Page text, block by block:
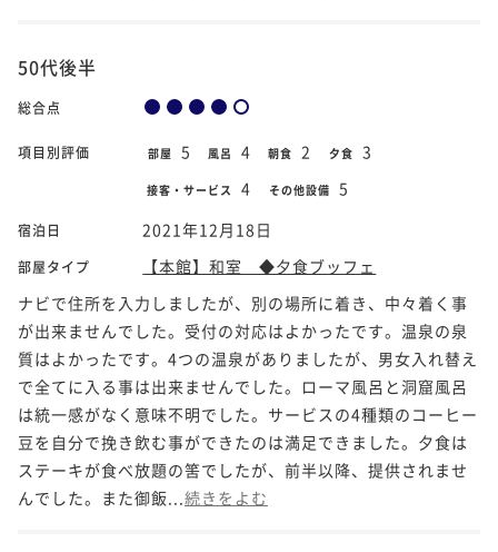
50代後半
総合点
項目別評価 部屋 5 風呂 4 朝食 2 夕食 3
接客・サービス 4 その他設備 5
宿泊日 2021年12月18日
部屋タイプ
【本館】和室 ◆夕食ブッフェ
ナビで住所を入力しましたが、別の場所に着き、中々着く事
が出来ませんでした。受付の対応はよかったです。温泉の泉
質はよかったです。4つの温泉がありましたが、男女入れ替え
で全てに入る事は出来ませんでした。ローマ風呂と洞窟風呂
は統一感がなく意味不明でした。サービスの4種類のコーヒー
豆を自分で挽き飲む事ができたのは満足できました。夕食は
ステーキが食べ放題の筈でしたが、前半以降、提供されませ
んでした。また御飯... 続きをよむ